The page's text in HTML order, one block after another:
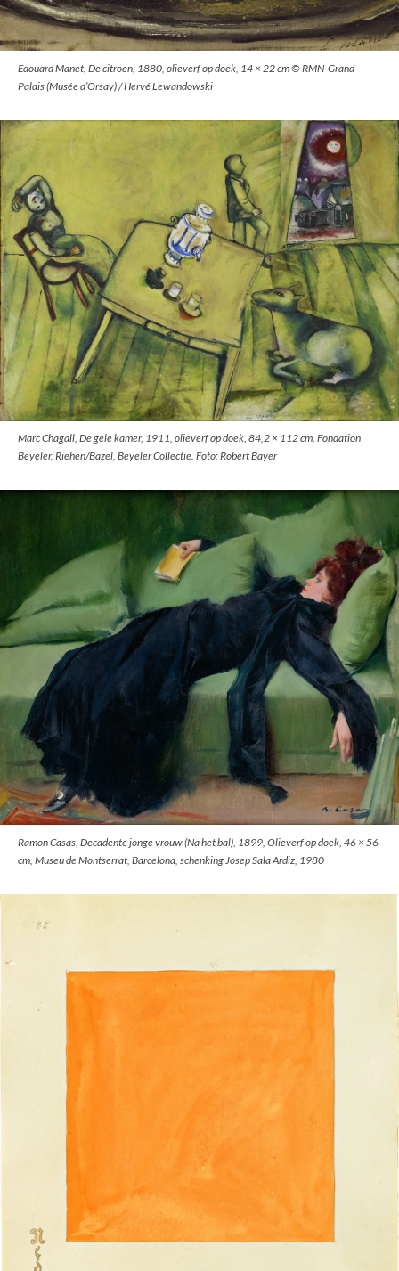
Edouard Manet, De citroen, 1880, olieverf op doek, 14 × 22 cm © RMN-Grand
Palais (Musée d’Orsay) / Hervé Lewandowski
Marc Chagall, De gele kamer, 1911, olieverf op doek, 84,2 × 112 cm. Fondation
Beyeler, Riehen/Bazel, Beyeler Collectie. Foto: Robert Bayer
Ramon Casas, Decadente jonge vrouw (Na het bal), 1899, Olieverf op doek, 46 × 56
cm, Museu de Montserrat, Barcelona, schenking Josep Sala Ardiz, 1980